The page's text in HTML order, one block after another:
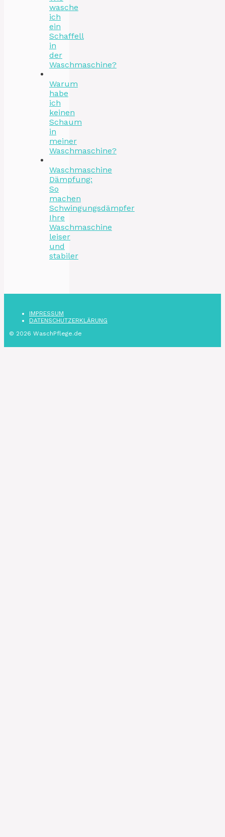
wasche
ich
ein
Schaffell
in
der
Waschmaschine?
Warum
habe
ich
keinen
Schaum
in
meiner
Waschmaschine?
Waschmaschine
Dämpfung:
So
machen
Schwingungsdämpfer
Ihre
Waschmaschine
leiser
und
stabiler
IMPRESSUM
DATENSCHUTZ­ERKLÄRUNG
© 2026 WaschPflege.de